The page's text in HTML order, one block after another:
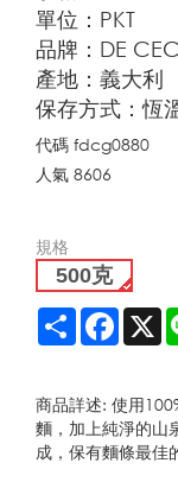
單位：PKT
品牌：DE
產地：義大利
保存方式：恆
代碼 fdcg0880
人氣 8606
規格
500克
Share X
商品詳述: 使用
麵，加上純淨的山
成，保有麵條最佳